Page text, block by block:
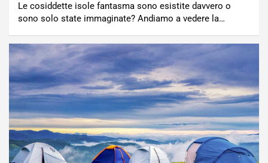
Le cosiddette isole fantasma sono esistite davvero o
sono solo state immaginate? Andiamo a vedere la…